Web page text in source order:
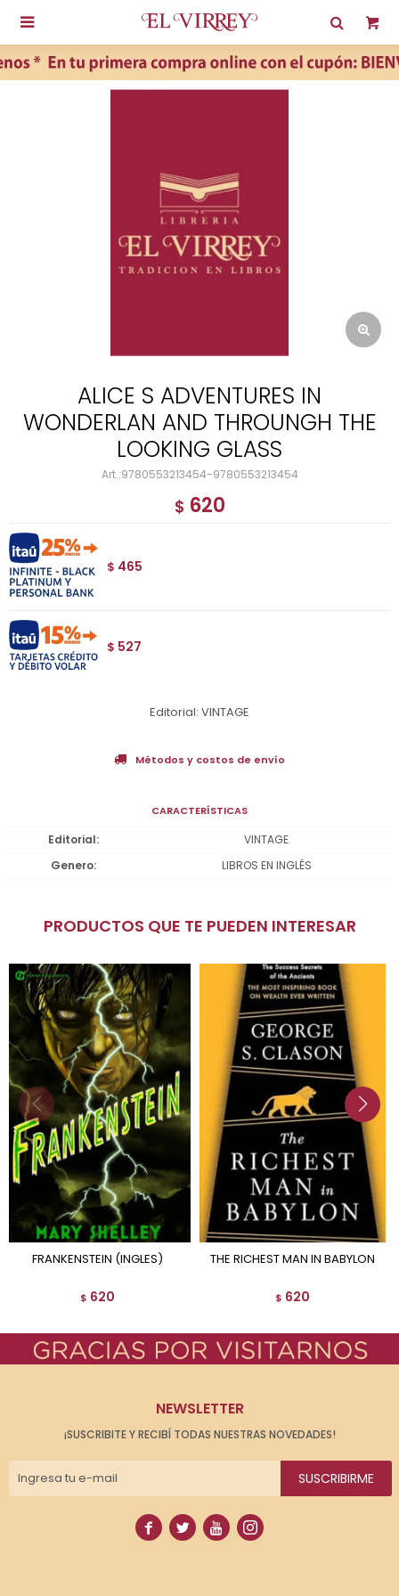

ALICE S ADVENTURES IN
WONDERLAN AND THROUNGH THE
LOOKING GLASS
9780553213454-9780553213454
$ 620
$ 465
$ 527
Editorial: VINTAGE
Métodos y costos de envío
CARACTERÍSTICAS
Editorial
VINTAGE
Genero
LIBROS EN INGLÉS
PRODUCTOS QUE TE PUEDEN INTERESAR
FRANKENSTEIN (INGLES)
$ 620
THE RICHEST MAN IN BABYLON
$ 620
NEWSLETTER
¡SUSCRIBITE Y RECIBÍ TODAS NUESTRAS NOVEDADES!
SUSCRIBIRME
   